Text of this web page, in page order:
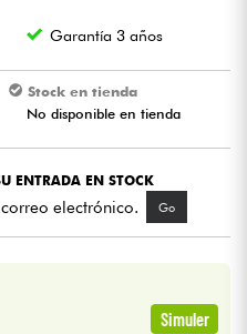
Garantía 3 años
Stock en tienda
No disponible en tienda
ENTRADA EN STOCK
electrónico. Go
Simuler